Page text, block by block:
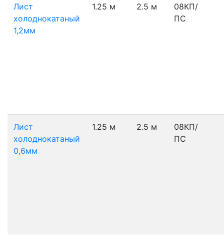
Лист
холоднокатаный
1,2мм
1.25 м 2.5 м
08КП/
ПС
Лист
холоднокатаный
0,6мм
1.25 м 2.5 м
08КП/
ПС